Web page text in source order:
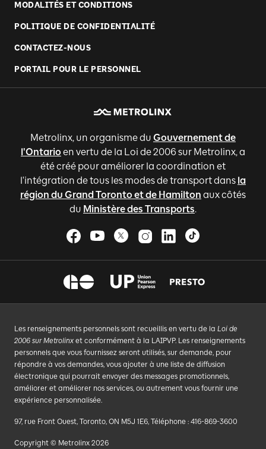
MODALITÉS ET CONDITIONS
POLITIQUE DE CONFIDENTIALITÉ
CONTACTEZ-NOUS
PORTAIL POUR LE PERSONNEL
Metrolinx, un organisme du Gouvernement de
l'Ontario en vertu de la Loi de 2006 sur Metrolinx, a
été créé pour améliorer la coordination et
l'intégration de tous les modes de transport dans la
région du Grand Toronto et de Hamilton aux côtés
du Ministère des Transports.
Les renseignements personnels sont recueillis en vertu de la Loi de
2006 sur Metrolinx et conformément à la LAIPVP. Les renseignements
personnels que vous fournissez seront utilisés, sur demande, pour
répondre à vos demandes, vous ajouter à une liste de diffusion
électronique qui pourrait envoyer des messages promotionnels,
améliorer et améliorer nos services, ou autrement vous fournir une
expérience personnalisée.
97, rue Front Ouest, Toronto, ON M5J 1E6, Téléphone : 416-869-3600
Copyright © Metrolinx 2026